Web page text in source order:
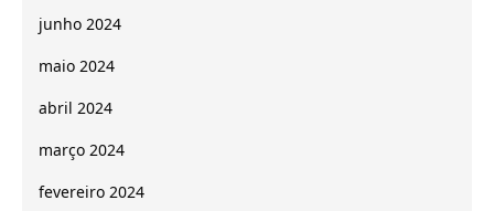
junho 2024
maio 2024
abril 2024
março 2024
fevereiro 2024